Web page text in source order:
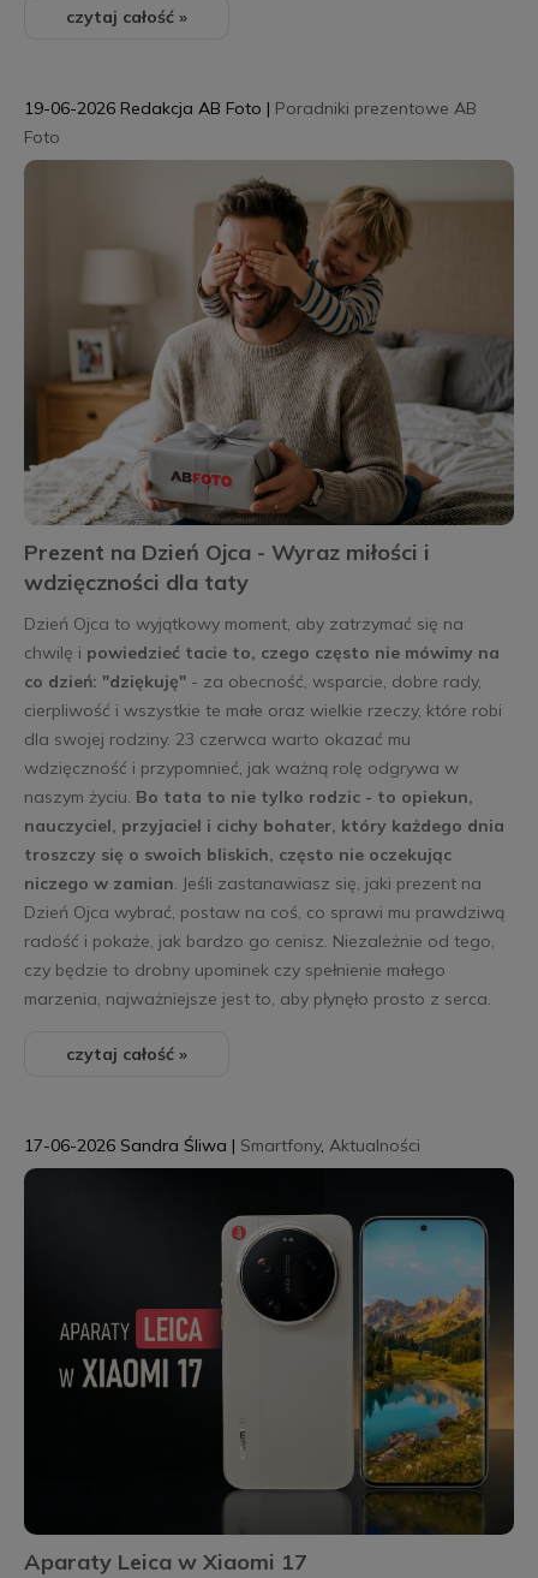
czytaj całość »
Prezent na Dzień Ojca - Wyraz miłości i
wdzięczności dla taty
19-06-2026 Redakcja AB Foto | Poradniki prezentowe AB
Foto
Dzień Ojca to wyjątkowy moment, aby zatrzymać się na
chwilę i powiedzieć tacie to, czego często nie mówimy na
co dzień: "dziękuję"- za obecność, wsparcie, dobre rady,
cierpliwość i wszystkie te małe oraz wielkie rzeczy, które robi
dla swojej rodziny. 23 czerwca warto okazać mu
wdzięczność i przypomnieć, jak ważną rolę odgrywa w
naszym życiu. Bo tata to nie tylko rodzic - to opiekun,
nauczyciel, przyjaciel i cichy bohater, który każdego dnia
troszczy się o swoich bliskich, często nie oczekując
niczego w zamian. Jeśli zastanawiasz się, jaki prezent na
Dzień Ojca wybrać, postaw na coś, co sprawi mu prawdziwą
radość i pokaże, jak bardzo go cenisz. Niezależnie od tego,
czy będzie to drobny upominek czy spełnienie małego
marzenia, najważniejsze jest to, aby płynęło prosto z serca.
czytaj całość »
Aparaty Leica w Xiaomi 17
17-06-2026 Sandra Śliwa | Smartfony, Aktualności